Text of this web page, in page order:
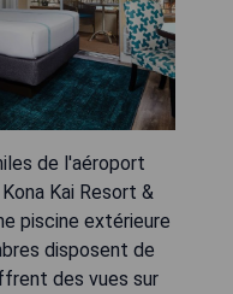
de l'aéroport
Kai Resort &
piscine extérieure
disposent de
des vues sur